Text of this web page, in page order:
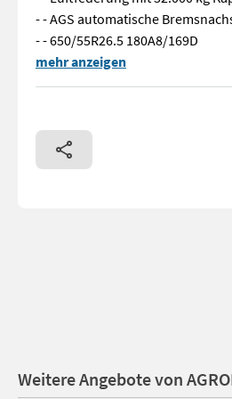
- - AGS automatische
- - 650/55R26.5 180A8/169D
Neu Krampe Rambody 750 (AS
mehr anzeigen
Weitere Angebote von